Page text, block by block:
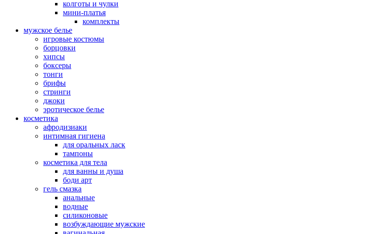
колготы и чулки
мини-платья
комплекты
мужское белье
игровые костюмы
борцовки
хипсы
боксеры
тонги
брифы
стринги
джоки
эротическое белье
косметика
афродизиаки
интимная гигиена
для оральных ласк
тампоны
косметика для тела
для ванны и душа
боди арт
гель смазка
анальные
водные
силиконовые
возбуждающие мужские